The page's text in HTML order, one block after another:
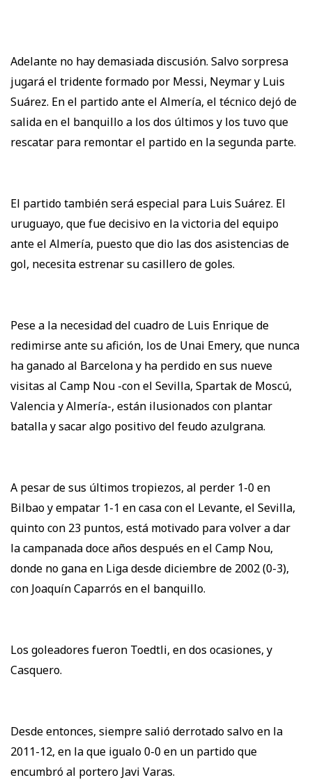
Adelante no hay demasiada discusión. Salvo sorpresa
jugará el tridente formado por Messi, Neymar y Luis
Suárez. En el partido ante el Almería, el técnico dejó de
salida en el banquillo a los dos últimos y los tuvo que
rescatar para remontar el partido en la segunda parte.
El partido también será especial para Luis Suárez. El
uruguayo, que fue decisivo en la victoria del equipo
ante el Almería, puesto que dio las dos asistencias de
gol, necesita estrenar su casillero de goles.
Pese a la necesidad del cuadro de Luis Enrique de
redimirse ante su afición, los de Unai Emery, que nunca
ha ganado al Barcelona y ha perdido en sus nueve
visitas al Camp Nou -con el Sevilla, Spartak de Moscú,
Valencia y Almería-, están ilusionados con plantar
batalla y sacar algo positivo del feudo azulgrana.
A pesar de sus últimos tropiezos, al perder 1-0 en
Bilbao y empatar 1-1 en casa con el Levante, el Sevilla,
quinto con 23 puntos, está motivado para volver a dar
la campanada doce años después en el Camp Nou,
donde no gana en Liga desde diciembre de 2002 (0-3),
con Joaquín Caparrós en el banquillo.
Los goleadores fueron Toedtli, en dos ocasiones, y
Casquero.
Desde entonces, siempre salió derrotado salvo en la
2011-12, en la que igualo 0-0 en un partido que
encumbró al portero Javi Varas.